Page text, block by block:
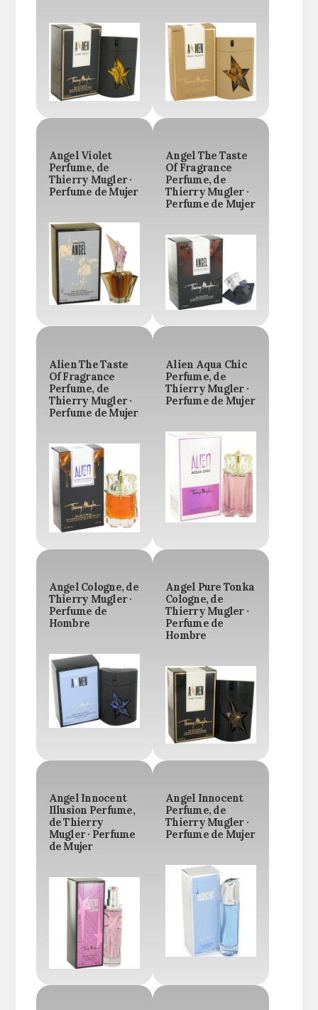
Angel Violet
Perfume, de
Thierry Mugler ·
Perfume de Mujer
Angel The Taste
Of Fragrance
Perfume, de
Thierry Mugler ·
Perfume de Mujer
Alien The Taste
Of Fragrance
Perfume, de
Thierry Mugler ·
Perfume de Mujer
Alien Aqua Chic
Perfume, de
Thierry Mugler ·
Perfume de Mujer
Angel Cologne, de
Thierry Mugler ·
Perfume de
Hombre
Angel Pure Tonka
Cologne, de
Thierry Mugler ·
Perfume de
Hombre
Angel Innocent
Illusion Perfume,
de Thierry
Mugler · Perfume
de Mujer
Angel Innocent
Perfume, de
Thierry Mugler ·
Perfume de Mujer